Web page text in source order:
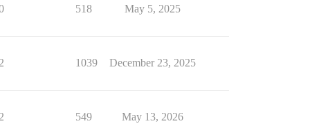
518 May 5, 2025
1039 December 23, 2025
549 May 13, 2026